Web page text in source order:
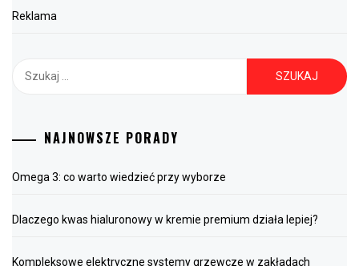
Reklama
NAJNOWSZE PORADY
Omega 3: co warto wiedzieć przy wyborze
Dlaczego kwas hialuronowy w kremie premium działa lepiej?
Kompleksowe elektryczne systemy grzewcze w zakładach